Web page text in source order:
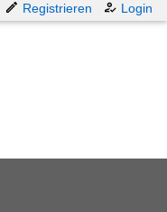
Registrieren Login